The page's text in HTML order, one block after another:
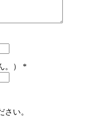
） *
さい。